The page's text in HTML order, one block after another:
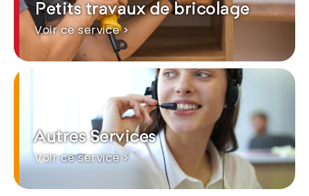
Petits travaux de bricolage
Voir ce service >
Autres Services
Voir ce service >